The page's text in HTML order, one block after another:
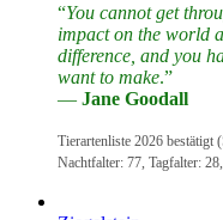
“You cannot get
impact on the world
difference, and you
want to make.”
― Jane Goodall
Tierartenliste 2026 bestätigt
Nachtfalter: 77, Tagfalter: 28,